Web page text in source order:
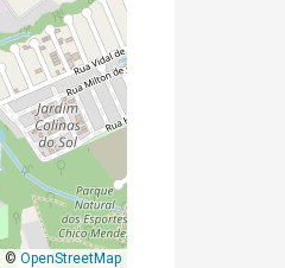
© OpenStreetMap